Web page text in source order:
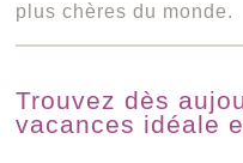
plus chères du monde.
Trouvez dès
vacances idéale